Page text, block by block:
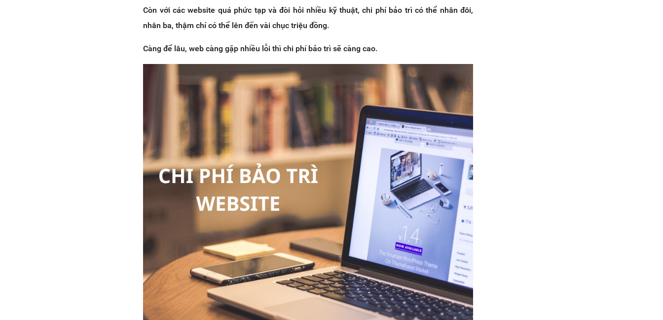
Còn với các website quá phức tạp và đòi hỏi nhiều kỹ thuật, chi phí bảo trì có thể nhân đôi,
nhân ba, thậm chí có thể lên đến vài chục triệu đồng.
Càng để lâu, web càng gặp nhiều lỗi thì chi phí bảo trì sẽ càng cao.